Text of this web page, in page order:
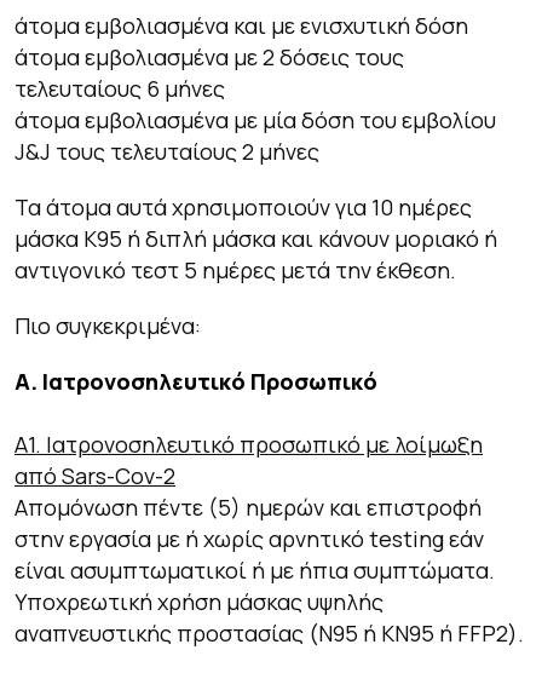
άτομα εμβολιασμένα και με ενισχυτική δόση
άτομα εμβολιασμένα με 2 δόσεις τους
τελευταίους 6 μήνες
άτομα εμβολιασμένα με μία δόση του εμβολίου
J&J τους τελευταίους 2 μήνες
Τα άτομα αυτά χρησιμοποιούν για 10 ημέρες
μάσκα Κ95 ή διπλή μάσκα και κάνουν μοριακό ή
αντιγονικό τεστ 5 ημέρες μετά την έκθεση.
Πιο συγκεκριμένα:
Α. Ιατρονοσηλευτικό Προσωπικό
Α1. Ιατρονοσηλευτικό προσωπικό με λοίμωξη
από Sars-Cov-2
Απομόνωση πέντε (5) ημερών και επιστροφή
στην εργασία με ή χωρίς αρνητικό testing εάν
είναι ασυμπτωματικοί ή με ήπια συμπτώματα.
Υποχρεωτική χρήση μάσκας υψηλής
αναπνευστικής προστασίας (Ν95 ή ΚΝ95 ή FFP2).